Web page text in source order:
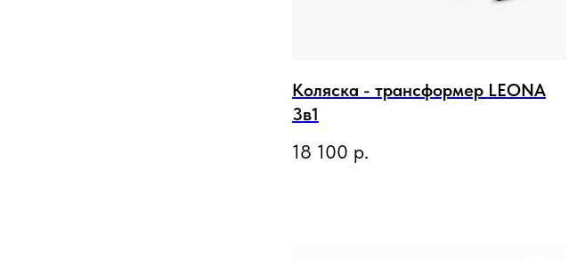
Коляска - трансформер LEONA
3в1
18 100 р.